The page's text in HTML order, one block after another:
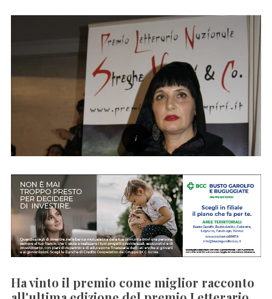
Ha vinto il premio come miglior racconto